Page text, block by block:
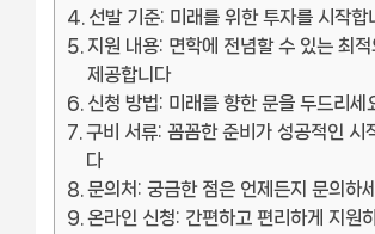
선발 기준: 미래를 위한 투자를 시작합
지원 내용: 면학에 전념할 수 있는 최
제공합니다
신청 방법: 미래를 향한 문을 두드리세
구비 서류: 꼼꼼한 준비가 성공적인 시
다
문의처: 궁금한 점은 언제든지 문의하
온라인 신청: 간편하고 편리하게 지원